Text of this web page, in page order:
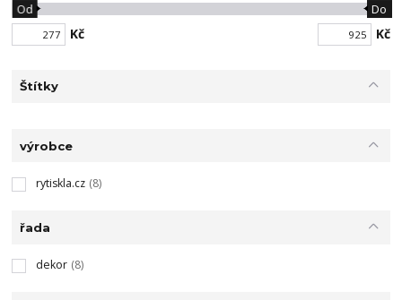
Kč
Od Do
Kč
Štítky
výrobce
rytiskla.cz (8)
řada
dekor (8)